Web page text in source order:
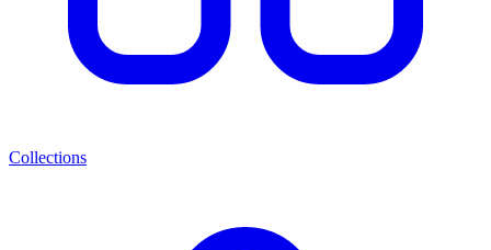
Collections